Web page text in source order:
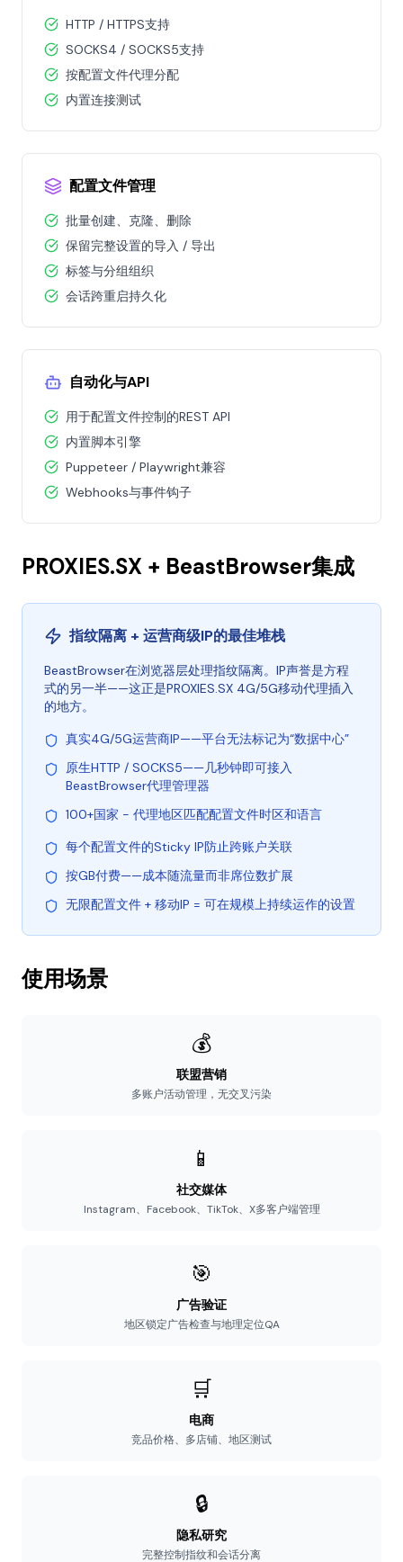
HTTP / HTTPS支持
SOCKS4 / SOCKS5支持
按配置文件代理分配
内置连接测试
配置文件管理
批量创建、克隆、删除
保留完整设置的导入 / 导出
标签与分组组织
会话跨重启持久化
自动化与API
用于配置文件控制的REST API
内置脚本引擎
Puppeteer / Playwright兼容
Webhooks与事件钩子
PROXIES.SX + BeastBrowser集成
指纹隔离 + 运营商级IP的最佳堆栈
BeastBrowser在浏览器层处理指纹隔离。IP声誉是方程
式的另一半——这正是PROXIES.SX 4G/5G移动代理插入
的地方。
真实4G/5G运营商IP——平台无法标记为“数据中心”
原生HTTP / SOCKS5——几秒钟即可接入
BeastBrowser代理管理器
100+国家 - 代理地区匹配配置文件时区和语言
每个配置文件的Sticky IP防止跨账户关联
按GB付费——成本随流量而非席位数扩展
无限配置文件 + 移动IP = 可在规模上持续运作的设置
使用场景
💰
联盟营销
多账户活动管理，无交叉污染
📱
社交媒体
Instagram、Facebook、TikTok、X多客户端管理
🎯
广告验证
地区锁定广告检查与地理定位QA
🛒
电商
竞品价格、多店铺、地区测试
🔒
隐私研究
完整控制指纹和会话分离